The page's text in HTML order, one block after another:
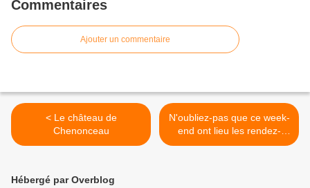
Commentaires
Ajouter un commentaire
< Le château de
Chenonceau
N'oubliez-pas que ce week-
end ont lieu les rendez-
vous au jardin. Pour mieux
Hébergé par Overblog